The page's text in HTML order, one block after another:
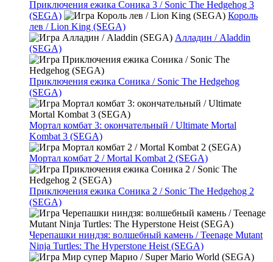
Приключения ежика Соника 3 / Sonic The Hedgehog 3
(SEGA)
Король
лев / Lion King (SEGA)
Алладин / Aladdin
(SEGA)
Приключения ежика Соника / Sonic The Hedgehog
(SEGA)
Мортал комбат 3: окончательный / Ultimate Mortal
Kombat 3 (SEGA)
Мортал комбат 2 / Mortal Kombat 2 (SEGA)
Приключения ежика Соника 2 / Sonic The Hedgehog 2
(SEGA)
Черепашки ниндзя: волшебный камень / Teenage Mutant
Ninja Turtles: The Hyperstone Heist (SEGA)